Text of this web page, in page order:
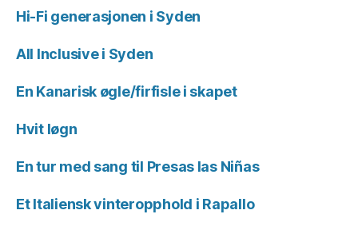
Hi-Fi generasjonen i Syden
All Inclusive i Syden
En Kanarisk øgle/firfisle i skapet
Hvit løgn
En tur med sang til Presas las Niñas
Et Italiensk vinteropphold i Rapallo